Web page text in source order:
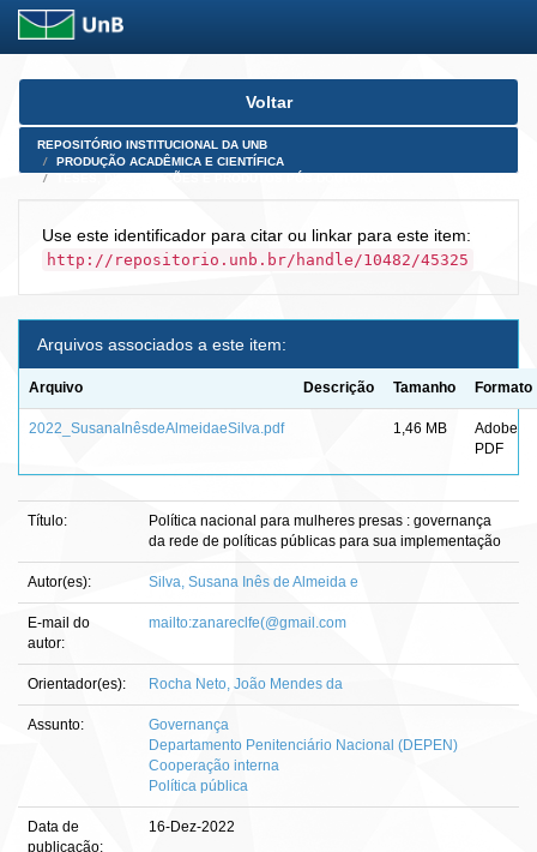
Skip
Voltar
REPOSITÓRIO INSTITUCIONAL DA UNB
PRODUÇÃO ACADÊMICA E CIENTÍFICA
Use este identificador para citar ou linkar para este item:
http://repositorio.unb.br/handle/10482/45325
Arquivos associados a este item:
Arquivo Descrição Tamanho Formato
2022_SusanaInêsdeAlmeidaeSilva.pdf 1,46 MB
Adobe
PDF
Título:
Política nacional para mulheres presas : governança
da rede de políticas públicas para sua implementação
Autor(es): Silva, Susana Inês de Almeida e
E-mail do
autor:
mailto:zanareclfe(@gmail.com
Orientador(es): Rocha Neto, João Mendes da
Assunto:
Governança
Departamento Penitenciário Nacional (DEPEN)
Cooperação interna
Política pública
Data de
publicação:
16-Dez-2022